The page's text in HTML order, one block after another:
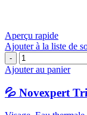
Aperçu rapide
Ajouter à la liste de
quantité
de
Novexpert
Trio-
Zinc
Ajouter au panier
💦 Novexpert